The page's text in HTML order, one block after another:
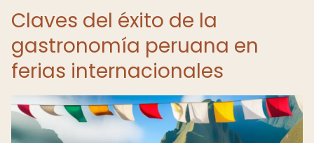
Claves del éxito de la
gastronomía peruana en
ferias internacionales